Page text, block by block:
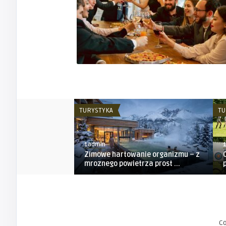
TURYSTYKA
1admin
Zimowe hartowanie organizmu – z
mroznego powietrza prost ...